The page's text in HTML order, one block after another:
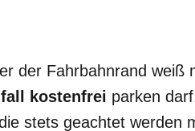
der Fahrbahnrand
kostenfrei parken
stets geachtet werden